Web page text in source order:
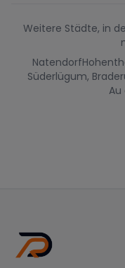
Weitere Städte, in
Natendorf
Süderlügum,
Au